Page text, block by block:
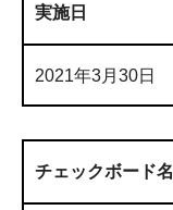
実施日
2021年3月30日
チェックボード名